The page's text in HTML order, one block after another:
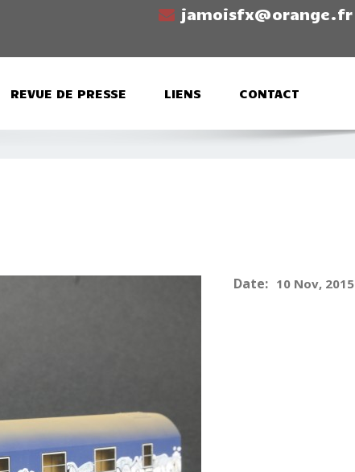
jamoisfx@orange.fr
REVUE DE PRESSE LIENS CONTACT
Date: 10 Nov, 2015